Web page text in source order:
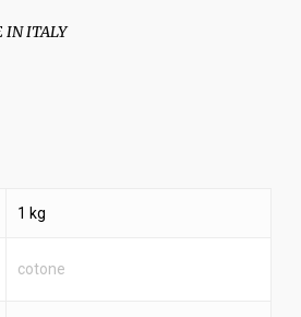
ITALY
1 kg
cotone